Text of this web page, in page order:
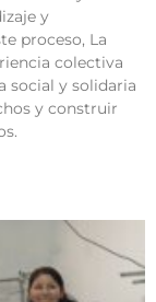
y
proceso, La
colectiva
social y solidaria
y construir